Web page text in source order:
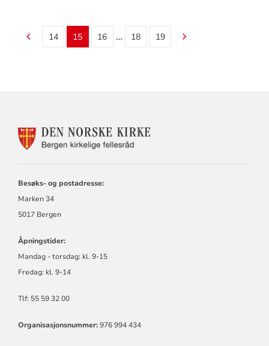
14 15 16 … 18 19
KONTAKTINFORMASJON
Besøks- og postadresse:
Marken 34
5017 Bergen
Åpningstider:
Mandag - torsdag: kl. 9-15
Fredag: kl. 9-14
Tlf: 55 59 32 00
Organisasjonsnummer:976 994 434